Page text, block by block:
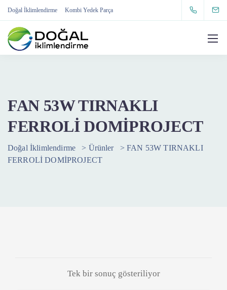
Doğal İklimlendirme Kombi Yedek Parça
FAN 53W TIRNAKLI
FERROLİ DOMİPROJECT
Doğal İklimlendirme > Ürünler >FAN 53W TIRNAKLI
FERROLİ DOMİPROJECT
Tek bir sonuç gösteriliyor